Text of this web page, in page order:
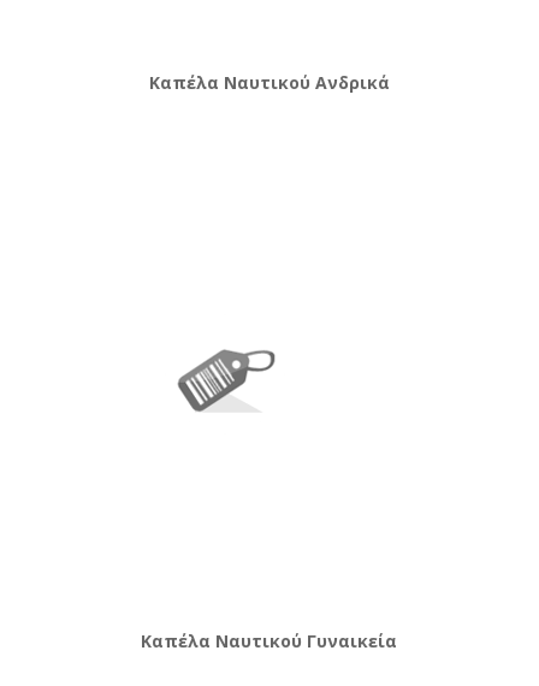
Καπέλα Ναυτικού Ανδρικά
Καπέλα Ναυτικού Γυναικεία